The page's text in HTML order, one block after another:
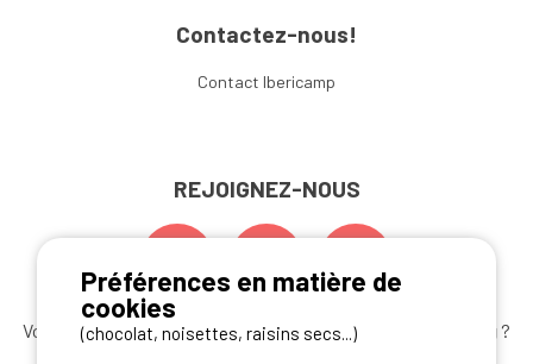
Contactez-nous!
Contact Ibericamp
REJOIGNEZ-NOUS
Vous souhaitez bénéficier desmeilleures offres camping ?
Préférences en matière de
cookies
(chocolat, noisettes, raisins secs...)